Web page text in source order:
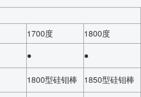
1700度 1800度
● ●
1800型硅钼棒 1850型硅钼棒